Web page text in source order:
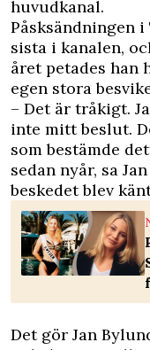
huvudkanal.
Påsksändningen i
sista i kanalen,
året petades han
egen stora
– Det är tråkigt.
inte mitt beslut.
som bestämde
sedan nyår, sa
beskedet blev
Det gör Jan